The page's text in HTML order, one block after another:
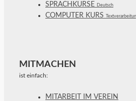
SPRACHKURSE Deutsch
COMPUTER KURS
MITMACHEN
ist einfach:
MITARBEIT IM VEREIN